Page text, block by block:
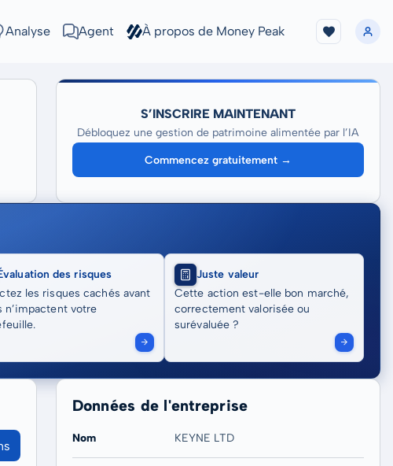
Analyse Agent À propos de Money Peak
S’INSCRIRE MAINTENANT
Débloquez une gestion de patrimoine alimentée par l’IA
Commencez gratuitement →
des risques
les risques cachés avant
n’impactent votre
Juste valeur
Cette action est-elle bon marché,
correctement valorisée ou
surévaluée ?
Données de l'entreprise
Nom KEYNE LTD